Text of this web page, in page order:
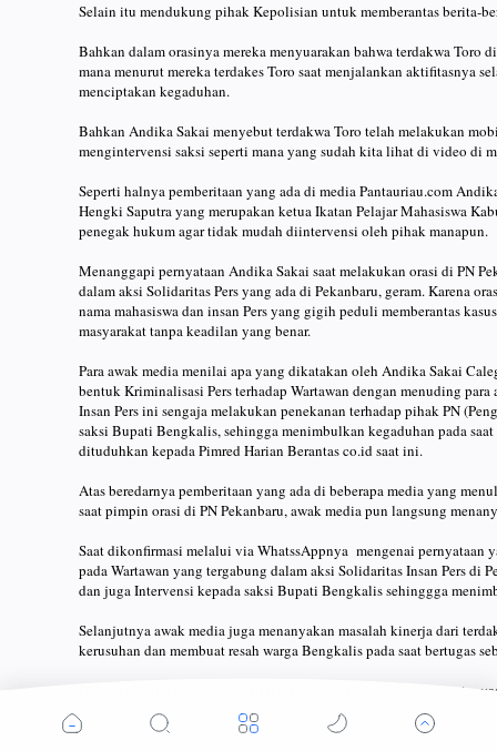
Selain itu mendukung pihak Kepolisian untuk memberantas berita-
Bahkan dalam orasinya mereka menyuarakan bahwa terdakwa Toro
mana menurut mereka terdakes Toro saat menjalankan aktifitasnya
menciptakan kegaduhan.
Bahkan Andika Sakai menyebut terdakwa Toro telah melakukan
mengintervensi saksi seperti mana yang sudah kita lihat di video di
Seperti halnya pemberitaan yang ada di media Pantauriau.com
Hengki Saputra yang merupakan ketua Ikatan Pelajar Mahasiswa
penegak hukum agar tidak mudah diintervensi oleh pihak manapun.
Menanggapi pernyataan Andika Sakai saat melakukan orasi di PN
dalam aksi Solidaritas Pers yang ada di Pekanbaru, geram. Karena
nama mahasiswa dan insan Pers yang gigih peduli memberantas
masyarakat tanpa keadilan yang benar.
Para awak media menilai apa yang dikatakan oleh Andika Sakai
bentuk Kriminalisasi Pers terhadap Wartawan dengan menuding
Insan Pers ini sengaja melakukan penekanan terhadap pihak PN
saksi Bupati Bengkalis, sehingga menimbulkan kegaduhan pada
dituduhkan kepada Pimred Harian Berantas co.id saat ini.
Atas beredarnya pemberitaan yang ada di beberapa media yang
saat pimpin orasi di PN Pekanbaru, awak media pun langsung
Saat dikonfirmasi melalui via WhatssAppnya mengenai pernyataan
pada Wartawan yang tergabung dalam aksi Solidaritas Insan Pers di
dan juga Intervensi kepada saksi Bupati Bengkalis sehinggga
Selanjutnya awak media juga menanyakan masalah kinerja dari
kerusuhan dan membuat resah warga Bengkalis pada saat bertugas
Namun Andika Sakai Caleg DPRD Bengkalis ini menjawab
perlulah bg aku jawab... " jawabnya Andi Sakai.